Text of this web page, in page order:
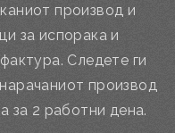
производ и
за испорака и
Следете ги
производ
за 2 работни дена.